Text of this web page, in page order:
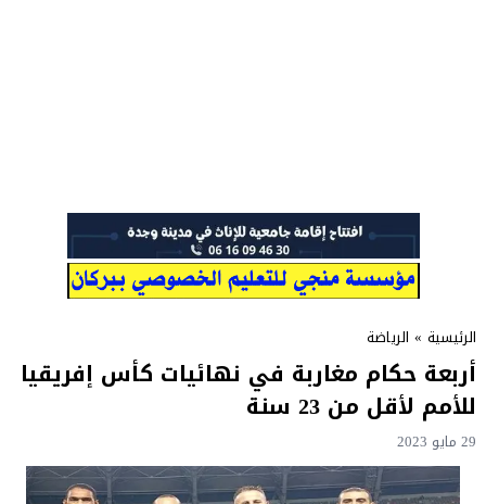
الرئيسية » الرياضة
أربعة حكام مغاربة في نهائيات كأس إفريقيا
للأمم لأقل من 23 سنة
29 مايو 2023